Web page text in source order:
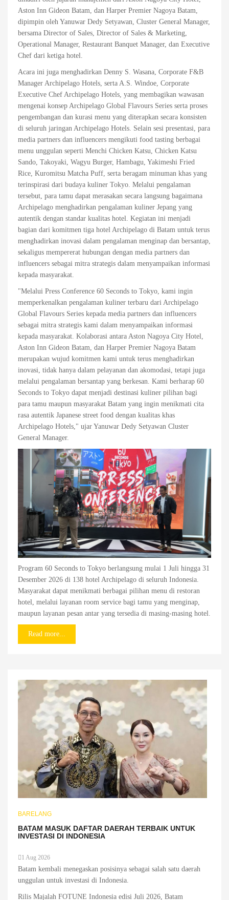
Aston Inn Gideon Batam, dan Harper Premier Nagoya Batam,
dipimpin oleh Yanuwar Dedy Setyawan, Cluster General Manager,
bersama Director of Sales, Director of Sales & Marketing,
Operational Manager, Restaurant Banquet Manager, dan Executive
Chef dari ketiga hotel.
Acara ini juga menghadirkan Denny S. Wasana, Corporate F&B
Manager Archipelago Hotels, serta A.S. Windoe, Corporate
Executive Chef Archipelago Hotels, yang membagikan wawasan
mengenai konsep Archipelago Global Flavours Series serta proses
pengembangan dan kurasi menu yang diterapkan secara konsisten
di seluruh jaringan Archipelago Hotels. Selain sesi presentasi, para
media partners dan influencers mengikuti food tasting berbagai
menu unggulan seperti Menchi Chicken Katsu, Chicken Katsu
Sando, Takoyaki, Wagyu Burger, Hambagu, Yakimeshi Fried
Rice, Kuromitsu Matcha Puff, serta beragam minuman khas yang
terinspirasi dari budaya kuliner Tokyo. Melalui pengalaman
tersebut, para tamu dapat merasakan secara langsung bagaimana
Archipelago menghadirkan pengalaman kuliner Jepang yang
autentik dengan standar kualitas hotel. Kegiatan ini menjadi
bagian dari komitmen tiga hotel Archipelago di Batam untuk terus
menghadirkan inovasi dalam pengalaman menginap dan bersantap,
sekaligus mempererat hubungan dengan media partners dan
influencers sebagai mitra strategis dalam menyampaikan informasi
kepada masyarakat.
"Melalui Press Conference 60 Seconds to Tokyo, kami ingin
memperkenalkan pengalaman kuliner terbaru dari Archipelago
Global Flavours Series kepada media partners dan influencers
sebagai mitra strategis kami dalam menyampaikan informasi
kepada masyarakat. Kolaborasi antara Aston Nagoya City Hotel,
Aston Inn Gideon Batam, dan Harper Premier Nagoya Batam
merupakan wujud komitmen kami untuk terus menghadirkan
inovasi, tidak hanya dalam pelayanan dan akomodasi, tetapi juga
melalui pengalaman bersantap yang berkesan. Kami berharap 60
Seconds to Tokyo dapat menjadi destinasi kuliner pilihan bagi
para tamu maupun masyarakat Batam yang ingin menikmati cita
rasa autentik Japanese street food dengan kualitas khas
Archipelago Hotels," ujar Yanuwar Dedy Setyawan Cluster
General Manager.
Program 60 Seconds to Tokyo berlangsung mulai 1 Juli hingga 31
Desember 2026 di 138 hotel Archipelago di seluruh Indonesia.
Masyarakat dapat menikmati berbagai pilihan menu di restoran
hotel, melalui layanan room service bagi tamu yang menginap,
maupun layanan pesan antar yang tersedia di masing-masing hotel.
Read more...
BARELANG
BATAM MASUK DAFTAR DAERAH TERBAIK UNTUK
INVESTASI DI INDONESIA
1 Aug 2026
Batam kembali menegaskan posisinya sebagai salah satu daerah
unggulan untuk investasi di Indonesia.
Rilis Majalah FOTUNE Indonesia edisi Juli 2026, Batam